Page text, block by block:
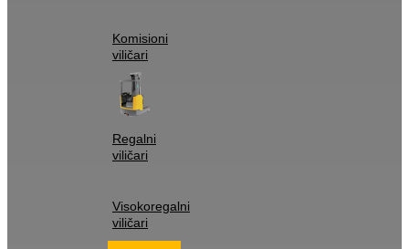
Komisioni
viličari
Regalni
viličari
Visokoregalni
viličari